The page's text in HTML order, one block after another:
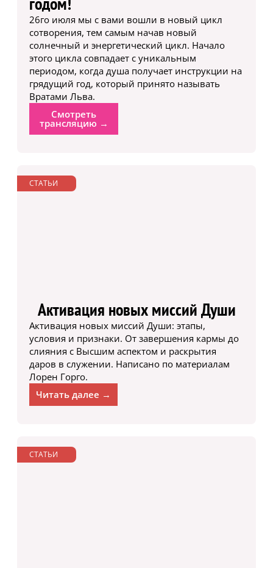
26го июля мы с вами вошли в новый цикл
сотворения, тем самым начав новый
солнечный и энергетический цикл. Начало
этого цикла совпадает с уникальным
периодом, когда душа получает инструкции на
грядущий год, который принято называть
Вратами Льва.
Смотреть
трансляцию →
СТАТЬИ
Активация новых миссий Души
Активация новых миссий Души: этапы,
условия и признаки. От завершения кармы до
слияния с Высшим аспектом и раскрытия
даров в служении. Написано по материалам
Лорен Горго.
Читать далее →
СТАТЬИ